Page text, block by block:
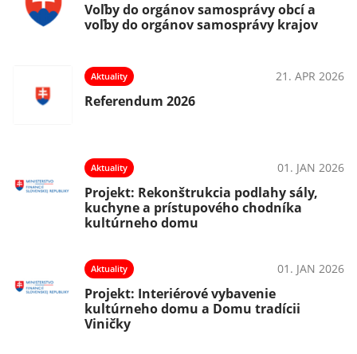
Voľby do orgánov samosprávy obcí a
voľby do orgánov samosprávy krajov
Aktuality 21. APR 2026
Referendum 2026
Aktuality 01. JAN 2026
Projekt: Rekonštrukcia podlahy sály,
kuchyne a prístupového chodníka
kultúrneho domu
Aktuality 01. JAN 2026
Projekt: Interiérové vybavenie
kultúrneho domu a Domu tradícii
Viničky